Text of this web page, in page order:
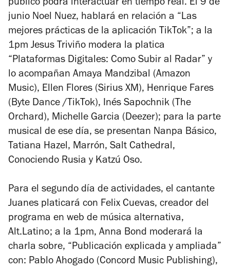
público podrá interactuar en tiempo real. El 9 de
junio Noel Nuez, hablará en relación a “Las
mejores prácticas de la aplicación TikTok”; a la
1pm Jesus Triviño modera la platica
“Plataformas Digitales: Como Subir al Radar” y
lo acompañan Amaya Mandzibal (Amazon
Music), Ellen Flores (Sirius XM), Henrique Fares
(Byte Dance /TikTok), Inés Sapochnik (The
Orchard), Michelle Garcia (Deezer); para la parte
musical de ese día, se presentan Nanpa Básico,
Tatiana Hazel, Marrón, Salt Cathedral,
Conociendo Rusia y Katzú Oso.
Para el segundo día de actividades, el cantante
Juanes platicará con Felix Cuevas, creador del
programa en web de música alternativa,
Alt.Latino; a la 1pm, Anna Bond moderará la
charla sobre, “Publicación explicada y ampliada”
con: Pablo Ahogado (Concord Music Publishing),